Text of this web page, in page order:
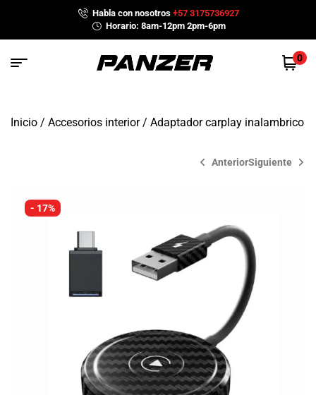
Habla con nosotros+57 3175736927
Horario: 8am-12pm 2pm-6pm
0
Inicio / Accesorios interior/ Adaptador carplay inalambrico
Anterior
2,490,000
Siguiente
2,300,000
- 17%